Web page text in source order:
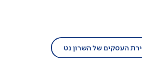
העסקים של השרון נט